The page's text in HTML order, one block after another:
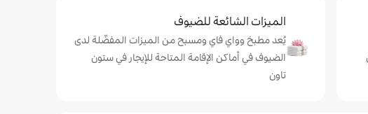
الميزات الشائعة للضيوف
يُعد مطبخ وواي فاي ومسبح من الميزات المفضّلة لدى
الضيوف في أماكن الإقامة المتاحة للإيجار في ستون
تاون